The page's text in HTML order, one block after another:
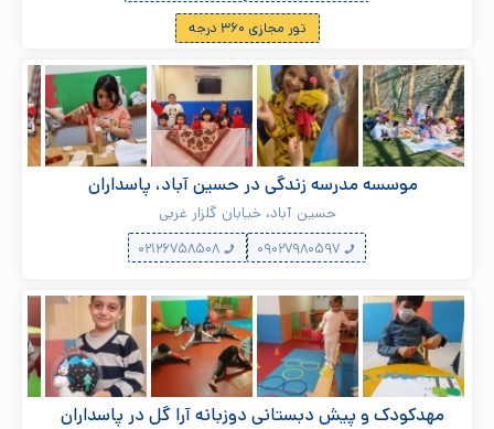
تور مجازی ۳۶۰ درجه
موسسه مدرسه زندگی در حسین آباد، پاسداران
حسین آباد، خیابان گلزار غربی
۰۹۰۲۷۹۸۰۵۹۷ ۰۲۱۲۶۷۵۸۵۰۸
مهدکودک و پیش دبستانی دوزبانه آرا گل در پاسداران